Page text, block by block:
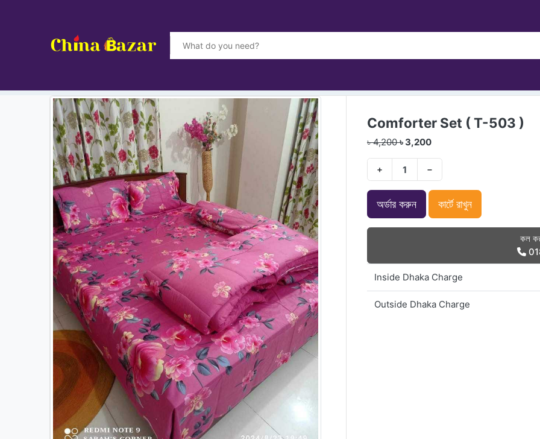
Comforter Set ( T-503 )
৳ 4,200৳ 3,200
+ −
অর্ডার করুন কার্টে রাখুন
কল
Inside Dhaka Charge
Outside Dhaka Charge